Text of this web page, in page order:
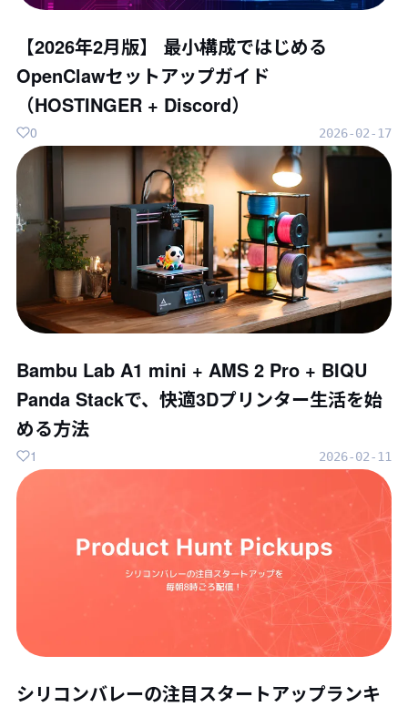
【2026年2月版】 最小構成ではじめる
OpenClawセットアップガイド
（HOSTINGER + Discord）
2026-02-17
0
Bambu Lab A1 mini + AMS 2 Pro + BIQU
Panda Stackで、快適3Dプリンター生活を始
める方法
2026-02-11
1
シリコンバレーの注目スタートアップランキ